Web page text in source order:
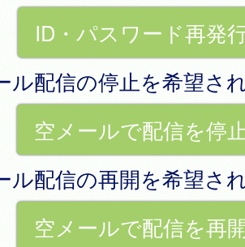
ID・パスワード再発
ル配信の停止を希望さ
空メールで配信を停
ル配信の再開を希望さ
空メールで配信を再